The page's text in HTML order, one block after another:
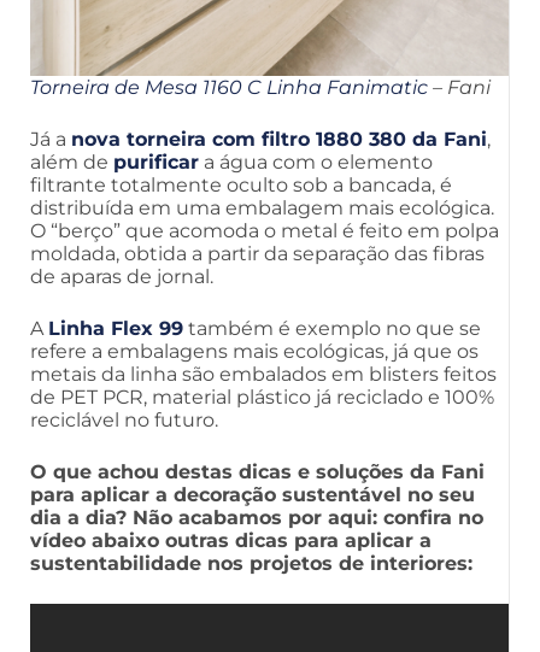
Torneira de Mesa 1160 C Linha Fanimatic – Fani
Já a nova torneira com filtro 1880 380 da Fani,
além de purificar a água com o elemento
filtrante totalmente oculto sob a bancada, é
distribuída em uma embalagem mais ecológica.
O “berço” que acomoda o metal é feito em polpa
moldada, obtida a partir da separação das fibras
de aparas de jornal.
A Linha Flex 99 também é exemplo no que se
refere a embalagens mais ecológicas, já que os
metais da linha são embalados em blisters feitos
de PET PCR, material plástico já reciclado e 100%
reciclável no futuro.
O que achou destas dicas e soluções da Fani
para aplicar a decoração sustentável no seu
dia a dia? Não acabamos por aqui: confira no
vídeo abaixo outras dicas para aplicar a
sustentabilidade nos projetos de interiores: